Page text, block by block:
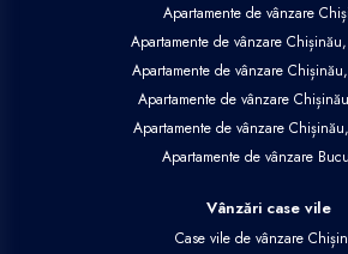
Apartamente de vânzare
Apartamente de vânzare
Apartamente de vânzare
Apartamente de vânzare
Apartamente de vânzare
Apartamente de vânzare
Vânzări case vile
Case vile de vânzare